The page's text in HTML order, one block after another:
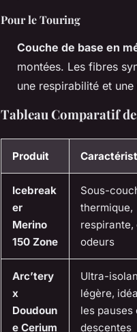
Pour le Touring
Couche de base en
montées. Les fibres
une respirabilité et
Tableau Comparatif
Produit
Icebreak
er
Merino
150 Zone
Sous-
thermique,
respirante,
odeurs
Arc’tery
x
Doudoun
e Cerium
Ultra-
légère,
les pauses
descentes